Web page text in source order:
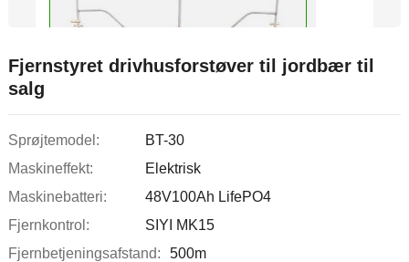
Fjernstyret drivhusforstøver til jordbær til
salg
Sprøjtemodel:
BT-30
Maskineffekt:
Elektrisk
Maskinebatteri:
48V100Ah LifePO4
Fjernkontrol:
SIYI MK15
Fjernbetjeningsafstand:
500m